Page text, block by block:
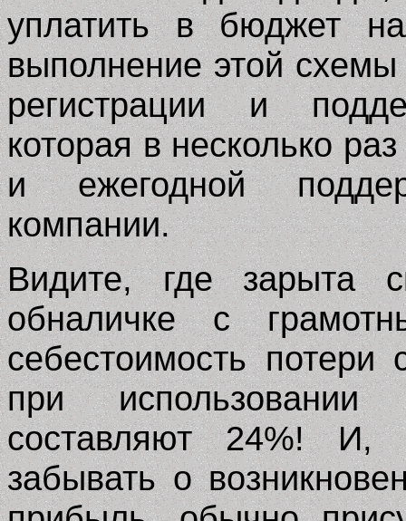
уплатить в бюджет
выполнение этой
регистрации и
которая в несколько
и ежегодной
компании.
Видите, где зарыта
обналичке с
себестоимость
при
составляют 24%! И,
забывать о